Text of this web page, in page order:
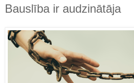
Bauslība ir audzinātāja